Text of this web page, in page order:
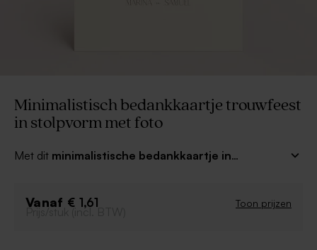
Minimalistisch bedankkaartje trouwfeest
in stolpvorm met foto
Met dit minimalistische bedankkaartje in
jullie mooie dag. Kies voor dezelfde stijl als je
Vanaf € 1,61 Toon prijzen
Prijs/stuk (incl. BTW)